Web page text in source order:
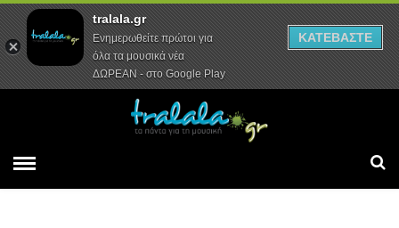
Αρχική Συνεντεύξεις Ρεπορτάζ
tralala.gr
Ενημερωθείτε πρώτοι για
όλα τα μουσικά νέα
ΔΩΡΕΑΝ - στο Google Play
ΚΑΤΕΒΑΣΤΕ